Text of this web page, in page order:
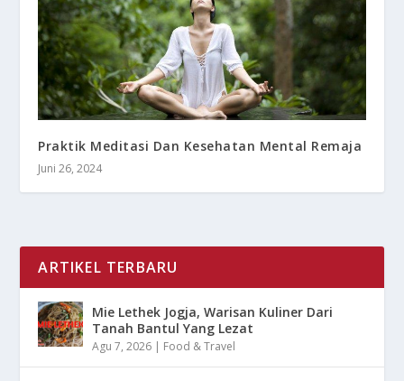
Praktik Meditasi Dan Kesehatan Mental Remaja
Juni 26, 2024
ARTIKEL TERBARU
Mie Lethek Jogja, Warisan Kuliner Dari
Tanah Bantul Yang Lezat
Agu 7, 2026 | Food & Travel